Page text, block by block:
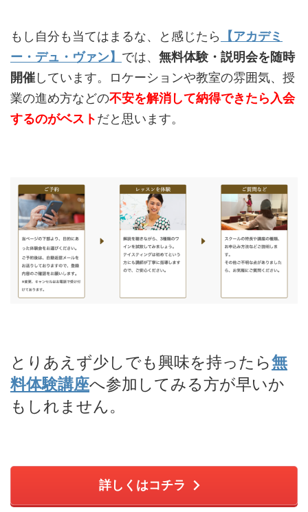
もし自分も当てはまるな、と感じたら
【アカデミ
ー・デュ・ヴァン】 では、 無料体験・説明会を随時
開催しています。ロケーションや教室の雰囲気、授
業の進め方などの不安を解消して納得できたら入会
するのがベストだと思います。
とりあえず少しでも興味を持ったら無
料体験講座へ参加してみる方が早いか
もしれません。
詳しくはコチラ